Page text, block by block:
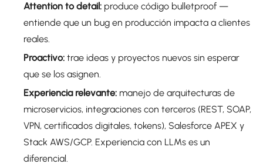
Attention to detail: produce código bulletproof —
entiende que un bug en producción impacta a clientes
reales.
Proactivo: trae ideas y proyectos nuevos sin esperar
que se los asignen.
Experiencia relevante: manejo de arquitecturas de
microservicios, integraciones con terceros (REST, SOAP,
VPN, certificados digitales, tokens), Salesforce APEX y
Stack AWS/GCP. Experiencia con LLMs es un
diferencial.